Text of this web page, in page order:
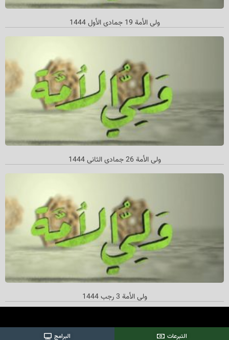
ولي الأمة 19 جمادي الأول 1444
ولي الأمة 26 جمادي الثاني‌ 1444
ولي الأمة 3 رجب 1444
التبرعات البرامج